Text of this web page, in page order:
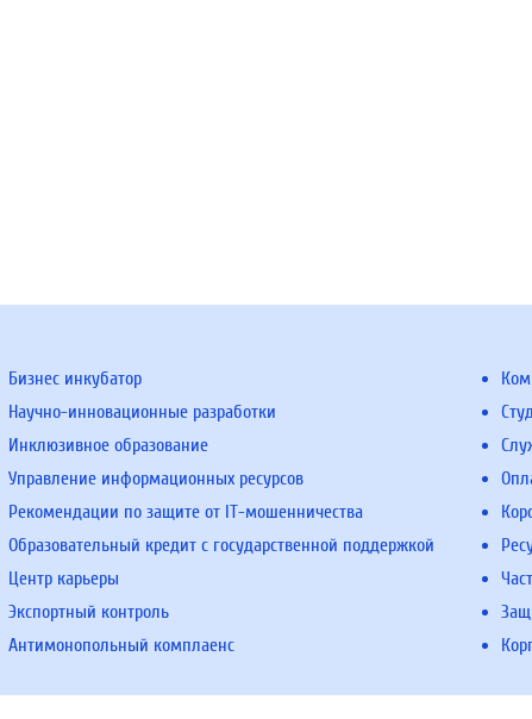
Бизнес инкубатор
Научно-инновационные разработки
Инклюзивное образование
Управление информационных ресурсов
Рекомендации по защите от IT-мошенничества
Образовательный кредит с государственной поддержкой
Центр карьеры
Экспортный контроль
Антимонопольный комплаенс